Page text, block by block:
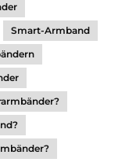
Smart-Armband